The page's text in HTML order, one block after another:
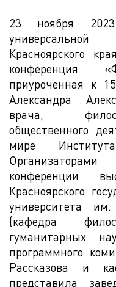
23 ноября
Красноярского
конференция
приуроченная к
Александра
врача,
общественного
мире
конференции
Красноярского
университета
(кафедра
гуманитарных
программного
Рассказова и
представила